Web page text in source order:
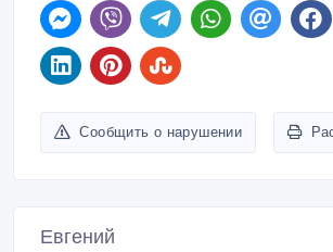
Сообщить о нарушении
Евгений